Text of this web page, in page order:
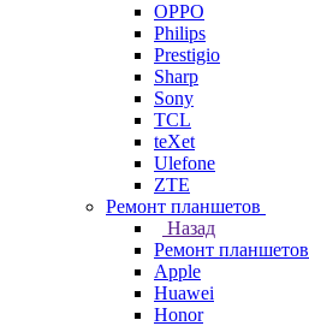
OPPO
Philips
Prestigio
Sharp
Sony
TCL
teXet
Ulefone
ZTE
Ремонт планшетов
Назад
Ремонт планшетов
Apple
Huawei
Honor